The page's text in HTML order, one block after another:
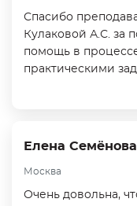
Спасибо
Кулаковой А.С. за
помощь в
практическими
Елена Семёнова
Москва
Очень довольна,